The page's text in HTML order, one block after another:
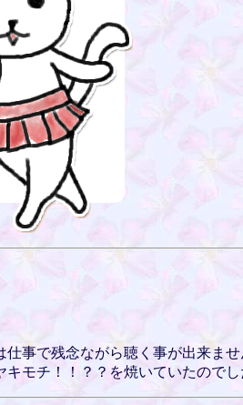
事で残念ながら聴く事が出来ま
モチ！！？？を焼いていたのでし